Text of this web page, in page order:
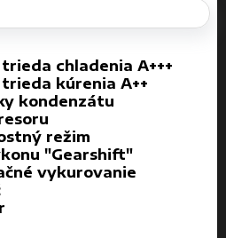
chladenia A+++
kúrenia A++
kondenzátu
režim
"Gearshift"
vykurovanie